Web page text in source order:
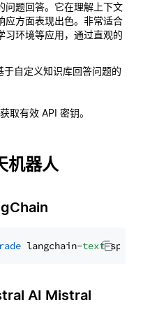
问题回答。它在理解上下文
应方面表现出色。非常适合
习环境等应用，通过直观的
自定义知识库回答问题的
取有效 API 密钥。
机器人
langchain-text
AI Mistral